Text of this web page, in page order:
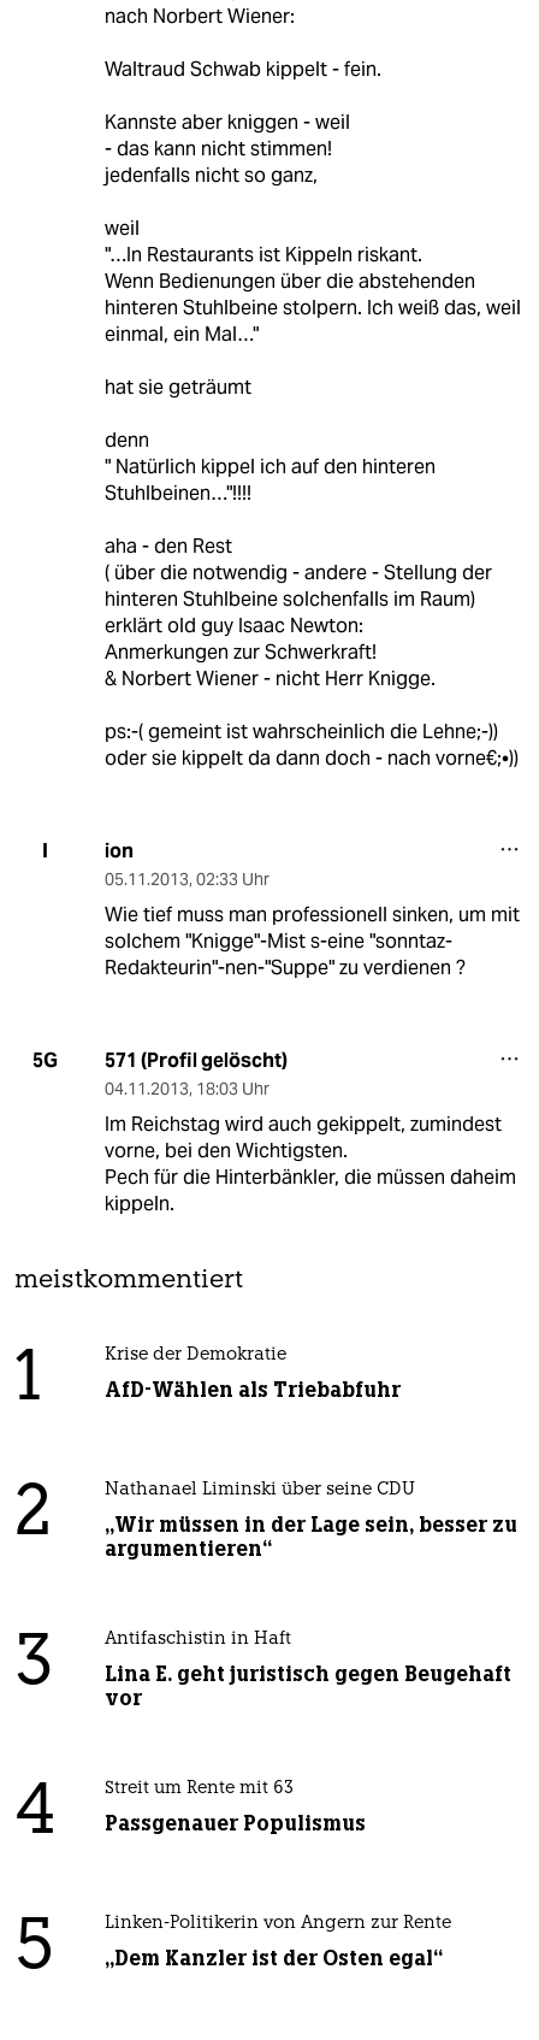
nach Norbert Wiener:
Waltraud Schwab kippelt - fein.
Kannste aber kniggen - weil
- das kann nicht stimmen!
jedenfalls nicht so ganz,
weil
"…In Restaurants ist Kippeln riskant.
Wenn Bedienungen über die abstehenden
hinteren Stuhlbeine stolpern. Ich weiß das, weil
einmal, ein Mal…"
hat sie geträumt
denn
" Natürlich kippel ich auf den hinteren
Stuhlbeinen…"!!!!
aha - den Rest
( über die notwendig - andere - Stellung der
hinteren Stuhlbeine solchenfalls im Raum)
erklärt old guy Isaac Newton:
Anmerkungen zur Schwerkraft!
& Norbert Wiener - nicht Herr Knigge.
ps:-( gemeint ist wahrscheinlich die Lehne;-))
oder sie kippelt da dann doch - nach vorne€;•))
I ion
05.11.2013, 02:33 Uhr
Wie tief muss man professionell sinken, um mit
solchem "Knigge"-Mist s-eine "sonntaz-
Redakteurin"-nen-"Suppe" zu verdienen ?
5G 571 (Profil gelöscht)
04.11.2013, 18:03 Uhr
Im Reichstag wird auch gekippelt, zumindest
vorne, bei den Wichtigsten.
Pech für die Hinterbänkler, die müssen daheim
kippeln.
meistkommentiert
1 Krise der Demokratie
AfD-Wählen als Triebabfuhr
2 Nathanael Liminski über seine CDU
„Wir müssen in der Lage sein, besser zu
argumentieren“
3 Antifaschistin in Haft
Lina E. geht juristisch gegen Beugehaft
vor
4 Streit um Rente mit 63
Passgenauer Populismus
5 Linken-Politikerin von Angern zur Rente
„Dem Kanzler ist der Osten egal“